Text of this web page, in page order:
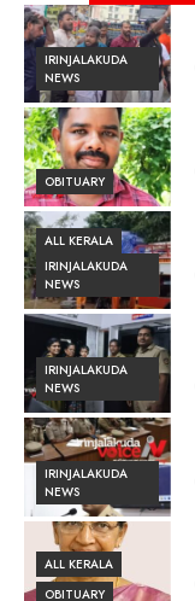
IRINJALAKUDA
NEWS
OBITUARY
ALL KERALA
IRINJALAKUDA
NEWS
IRINJALAKUDA
NEWS
IRINJALAKUDA
NEWS
ALL KERALA
OBITUARY